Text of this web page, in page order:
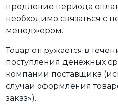
продление периода
необходимо связаться с
менеджером.
Товар отгружается в
поступления денежных
компании поставщика
случаи оформления
заказ»).